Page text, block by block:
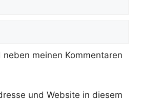
neben meinen Kommentaren
und Website in diesem